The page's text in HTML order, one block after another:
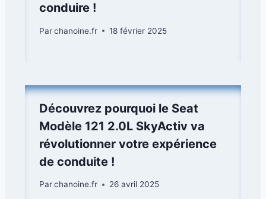
conduire !
Parchanoine.fr 18 février 2025
Découvrez pourquoi le Seat
Modèle 121 2.0L SkyActiv va
révolutionner votre expérience
de conduite !
Parchanoine.fr 26 avril 2025